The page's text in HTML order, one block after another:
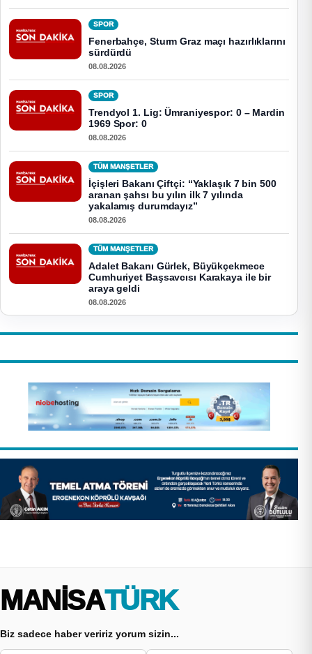
SPOR
Fenerbahçe, Sturm Graz maçı hazırlıklarını
sürdürdü
08.08.2026
SPOR
Trendyol 1. Lig: Ümraniyespor: 0 – Mardin
1969 Spor: 0
08.08.2026
TÜM MANŞETLER
İçişleri Bakanı Çiftçi: “Yaklaşık 7 bin 500
aranan şahsı bu yılın ilk 7 yılında
yakalamış durumdayız”
08.08.2026
TÜM MANŞETLER
Adalet Bakanı Gürlek, Büyükçekmece
Cumhuriyet Başsavcısı Karakaya ile bir
araya geldi
08.08.2026
MANİSA TÜRK
Biz sadece haber veririz yorum sizin...